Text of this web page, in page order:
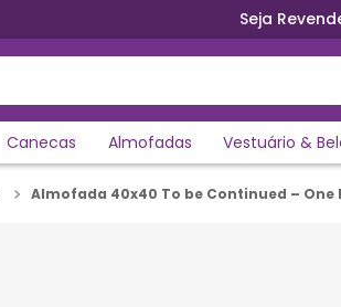
Seja
Canecas Almofadas Vestuário &
Almofada 40x40 To be Continued – One